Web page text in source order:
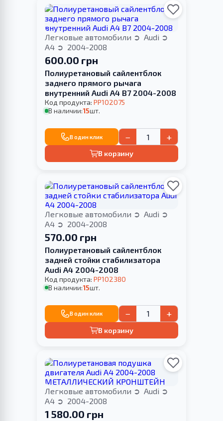
Легковые автомобили
Audi
A4
2004-2008
600.00 грн
Полиуретановый сайлентблок
заднего прямого рычага
внутренний Audi A4 B7 2004-2008
Код продукта: PP102075
В наличии:15шт.
В один клик − +
В корзину
Легковые автомобили
Audi
A4
2004-2008
570.00 грн
Полиуретановый сайлентблок
задней стойки стабилизатора
Audi A4 2004-2008
Код продукта: PP102380
В наличии:15шт.
В один клик − +
В корзину
Легковые автомобили
Audi
A4
2004-2008
1 580.00 грн